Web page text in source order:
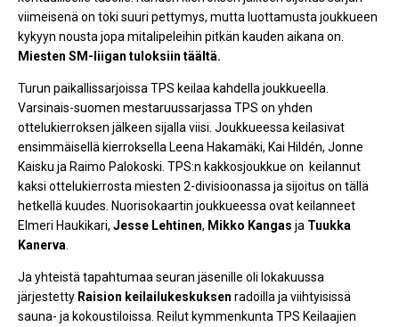
viimeisenä on toki suuri pettymys, mutta luottamusta joukkueen
kykyyn nousta jopa mitalipeleihin pitkän kauden aikana on.
Miesten SM-liigan tuloksiin täältä.
Turun paikallissarjoissa TPS keilaa kahdella joukkueella.
Varsinais-suomen mestaruussarjassa TPS on yhden
ottelukierroksen jälkeen sijalla viisi. Joukkueessa keilasivat
ensimmäisellä kierroksella Leena Hakamäki, Kai Hildén, Jonne
Kaisku ja Raimo Palokoski. TPS:n kakkosjoukkue on keilannut
kaksi ottelukierrosta miesten 2-divisioonassa ja sijoitus on tällä
hetkellä kuudes. Nuorisokaartin joukkueessa ovat keilanneet
Elmeri Haukikari, Jesse Lehtinen, Mikko Kangas ja Tuukka
Kanerva
Ja yhteistä tapahtumaa seuran jäsenille oli lokakuussa
järjestetty Raision keilailukeskuksen radoilla ja viihtyisissä
sauna- ja kokoustiloissa. Reilut kymmenkunta TPS Keilaajien